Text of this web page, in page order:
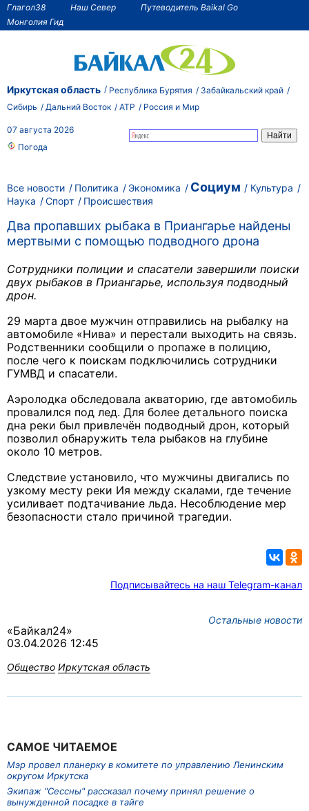
Глагол38 Наш Север
Путеводитель Baikal Go
Монголия Гид
Иркутская область Республика Бурятия
Забайкальский край
Сибирь
Дальний Восток АТР Россия и Мир
07 августа 2026
Погода
Все новости Политика Экономика Социум
Культура
Наука
Спорт Происшествия
Два пропавших рыбака в Приангарье найдены
мертвыми с помощью подводного дрона
Сотрудники полиции и спасатели завершили поиски
двух рыбаков в Приангарье, используя подводный
дрон.
29 марта двое мужчин отправились на рыбалку на
автомобиле «Нива» и перестали выходить на связь.
Родственники сообщили о пропаже в полицию,
после чего к поискам подключились сотрудники
ГУМВД и спасатели.
Аэролодка обследовала акваторию, где автомобиль
провалился под лед. Для более детального поиска
дна реки был привлечён подводный дрон, который
позволил обнаружить тела рыбаков на глубине
около 10 метров.
Следствие установило, что мужчины двигались по
узкому месту реки Ия между скалами, где течение
усиливает подтачивание льда. Несоблюдение мер
безопасности стало причиной трагедии.
Подписывайтесь на наш Telegram-канал
Остальные новости
«Байкал24»
03.04.2026 12:45
Общество Иркутская область
САМОЕ ЧИТАЕМОЕ
Мэр провел планерку в комитете по управлению Ленинским
округом Иркутска
Экипаж "Сессны" рассказал почему принял решение о
вынужденной посадке в тайге